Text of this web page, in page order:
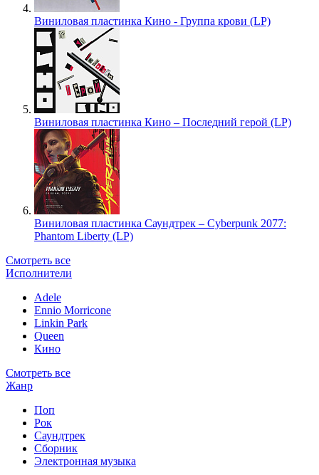
Виниловая пластинка Кино - Группа крови (LP)
Виниловая пластинка Кино – Последний герой (LP)
Виниловая пластинка Саундтрек – Cyberpunk 2077:
Phantom Liberty (LP)
Смотреть все
Исполнители
Adele
Ennio Morricone
Linkin Park
Queen
Кино
Смотреть все
Жанр
Поп
Рок
Саундтрек
Сборник
Электронная музыка